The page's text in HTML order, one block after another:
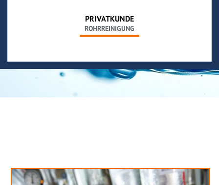
PRIVATKUNDE
ROHRREINIGUNG